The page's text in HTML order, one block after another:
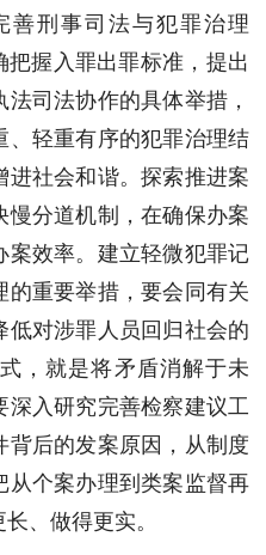
善刑事司法与犯罪治理
把握入罪出罪标准，提出
司法协作的具体举措，
、轻重有序的犯罪治理结
进社会和谐。探索推进案
慢分道机制，在确保办案
案效率。建立轻微犯罪记
的重要举措，要会同有关
低对涉罪人员回归社会的
，就是将矛盾消解于未
深入研究完善检察建议工
背后的发案原因，从制度
从个案办理到类案监督再
、做得更实。